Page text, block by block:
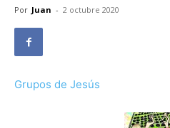
Por Juan - 2 octubre 2020
Grupos de Jesús